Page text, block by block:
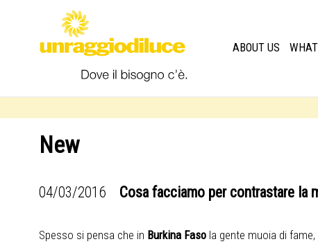
ABOUT US
New
04/03/2016 Cosa facciamo per contrastare la
Spesso si pensa che in Burkina Faso la gente muoia di